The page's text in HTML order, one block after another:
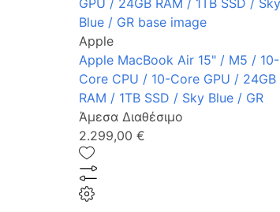
Apple
Apple MacBook Air 15" / M5 / 10-
Core CPU / 10-Core GPU / 24GB
RAM / 1TB SSD / Sky Blue / GR
Άμεσα Διαθέσιμο
2.299,00 €